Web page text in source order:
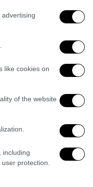
like cookies on
of the website
including
protection.
και
Ο
αριθμό
μεγάλο